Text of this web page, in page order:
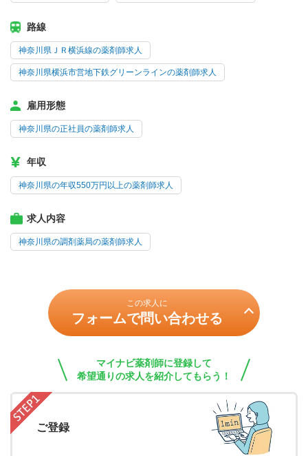
路線
神奈川県ＪＲ横浜線の薬剤師求人
神奈川県横浜市営地下鉄グリーンラインの薬剤師求人
雇用形態
神奈川県の正社員の薬剤師求人
年収
神奈川県の年収550万円以上の薬剤師求人
求人内容
神奈川県の調剤薬局の薬剤師求人
この求人に
フォームで問い合わせる
マイナビ薬剤師に登録して
希望通りの求人を紹介してもらう！
ご登録